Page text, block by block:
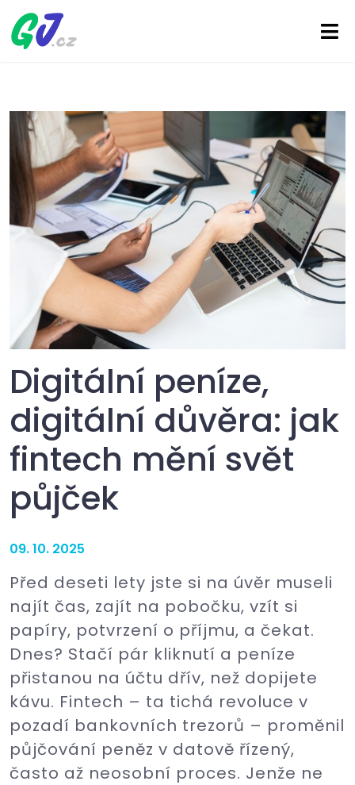
Digitální peníze,
digitální důvěra: jak
fintech mění svět
půjček
09. 10. 2025
Před deseti lety jste si na úvěr museli
najít čas, zajít na pobočku, vzít si
papíry, potvrzení o příjmu, a čekat.
Dnes? Stačí pár kliknutí a peníze
přistanou na účtu dřív, než dopijete
kávu. Fintech – ta tichá revoluce v
pozadí bankovních trezorů – proměnil
půjčování peněz v datově řízený,
často až neosobní proces. Jenže ne